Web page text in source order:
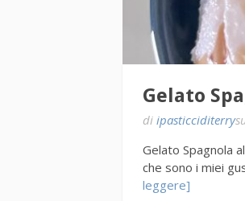
Gelato
di ipasticciditerry
Gelato Spagnola
che sono i miei
leggere]